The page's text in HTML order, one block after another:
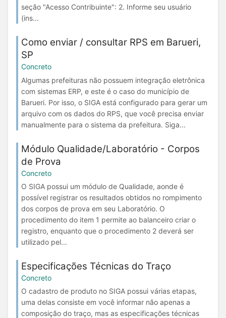
seção "Acesso Contribuinte": 2. Informe seu usuário
(ins...
Como enviar / consultar RPS em Barueri,
SP
Concreto
Algumas prefeituras não possuem integração eletrônica
com sistemas ERP, e este é o caso do município de
Barueri. Por isso, o SIGA está configurado para gerar um
arquivo com os dados do RPS, que você precisa enviar
manualmente para o sistema da prefeitura. Siga...
Módulo Qualidade/Laboratório - Corpos
de Prova
Concreto
O SIGA possui um módulo de Qualidade, aonde é
possível registrar os resultados obtidos no rompimento
dos corpos de prova em seu Laboratório. O
procedimento do item 1 permite ao balanceiro criar o
registro, enquanto que o procedimento 2 deverá ser
utilizado pel...
Especificações Técnicas do Traço
Concreto
O cadastro de produto no SIGA possui várias etapas,
uma delas consiste em você informar não apenas a
composição do traço, mas as especificações técnicas